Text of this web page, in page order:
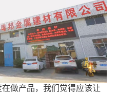
做产品，我们觉得应该让